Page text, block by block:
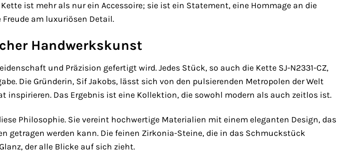
ist mehr als nur ein Accessoire; sie ist ein Statement, eine Hommage an die
am luxuriösen Detail.
Handwerkskunst
und Präzision gefertigt wird. Jedes Stück, so auch die Kette SJ-N2331-CZ,
Die Gründerin, Sif Jakobs, lässt sich von den pulsierenden Metropolen der Welt
inspirieren. Das Ergebnis ist eine Kollektion, die sowohl modern als auch zeitlos ist.
Philosophie. Sie vereint hochwertige Materialien mit einem eleganten Design, das
getragen werden kann. Die feinen Zirkonia-Steine, die in das Schmuckstück
der alle Blicke auf sich zieht.